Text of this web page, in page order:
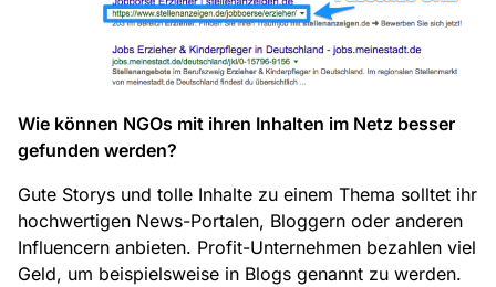
Wie können NGOs mit ihren Inhalten im Netz besser
gefunden werden?
Gute Storys und tolle Inhalte zu einem Thema solltet ihr
hochwertigen News-Portalen, Bloggern oder anderen
Influencern anbieten. Profit-Unternehmen bezahlen viel
Geld, um beispielsweise in Blogs genannt zu werden.